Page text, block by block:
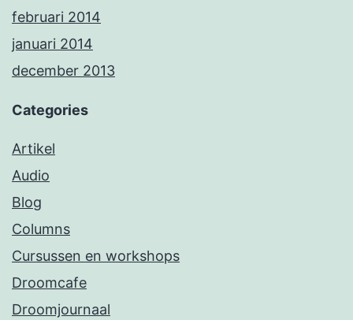
februari 2014
januari 2014
december 2013
Categories
Artikel
Audio
Blog
Columns
Cursussen en workshops
Droomcafe
Droomjournaal